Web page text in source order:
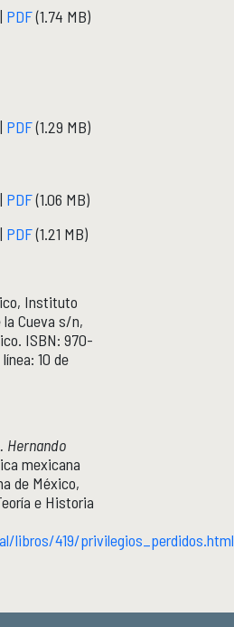
| PDF(1.74 MB)
| PDF(1.29 MB)
| PDF(1.06 MB)
| PDF(1.21 MB)
Instituto
Cueva s/n,
ISBN: 970-
10 de
Hernando
mexicana
de México,
e Historia
libros/419/privilegios_perdidos.html